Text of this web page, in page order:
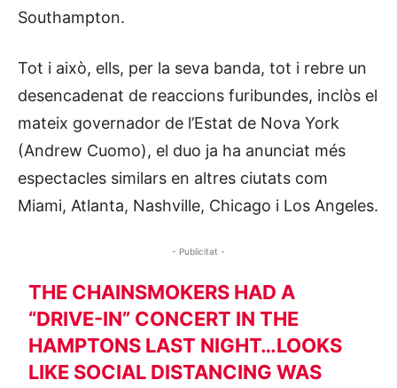
Southampton.
Tot i això, ells, per la seva banda, tot i rebre un
desencadenat de reaccions furibundes, inclòs el
mateix governador de l’Estat de Nova York
(Andrew Cuomo), el duo ja ha anunciat més
espectacles similars en altres ciutats com
Miami, Atlanta, Nashville, Chicago i Los Angeles.
- Publicitat -
THE CHAINSMOKERS HAD A
“DRIVE-IN” CONCERT IN THE
HAMPTONS LAST NIGHT…LOOKS
LIKE SOCIAL DISTANCING WAS